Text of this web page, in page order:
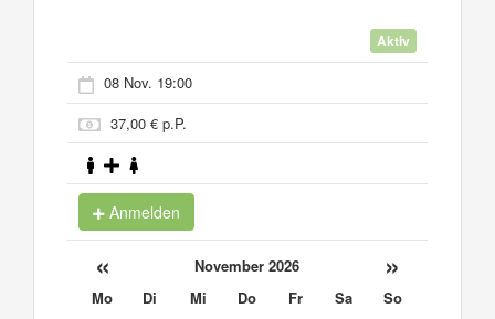
Aktiv
08 Nov. 19:00
37,00 € p.P.
Anmelden
« November 2026 »
Mo Di Mi Do Fr Sa
So